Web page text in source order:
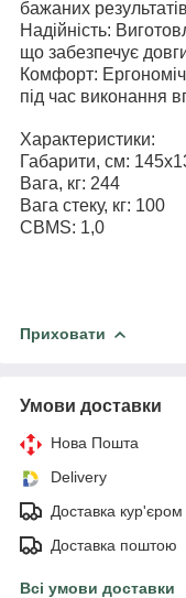
бажаних
Надійність:
що забезпечує
Комфорт:
під час виконання
Характеристики:
Габарити, см:
Вага, кг: 244
Вага стеку, кг: 100
CBMS: 1,0
Приховати
Умови доставки
Нова Пошта
Delivery
Доставка кур'єром
Доставка поштою
Всі умови доставки